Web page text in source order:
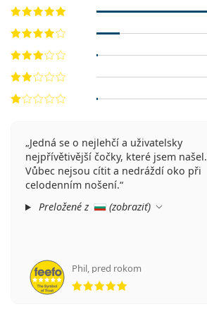
Jedná se o nejlehčí a uživatelsky
nejpřívětivější čočky, které jsem našel.
Vůbec nejsou cítit a nedráždí oko při
celodenním nošení.
Preložené z
(zobraziť)
Phil, pred rokom